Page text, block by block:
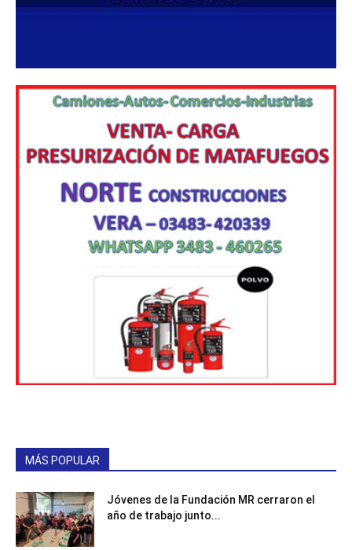
MÁS POPULAR
Jóvenes de la Fundación MR cerraron el
año de trabajo junto...